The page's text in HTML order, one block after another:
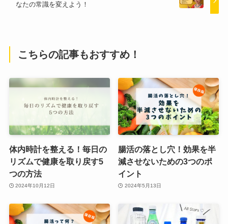
なたの常識を変えよう！
こちらの記事もおすすめ！
体内時計を整える！毎日の
リズムで健康を取り戻す5
つの方法
2024年10月12日
腸活の落とし穴！効果を半
減させないための3つのポ
イント
2024年5月13日